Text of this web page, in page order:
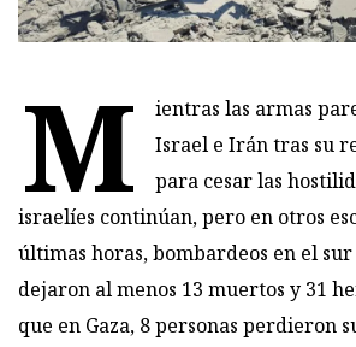
M
ientras las armas
Israel e Irán tras su
para cesar las
israelíes continúan, pero en otros
últimas horas, bombardeos en el
dejaron al menos 13 muertos y 31
que en Gaza, 8 personas perdieron